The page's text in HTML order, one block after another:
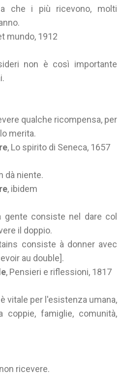
che i più ricevono, molti
mundo, 1912
non è così importante
qualche ricompensa, per
merita.
, Lo spirito di Seneca, 1657
dà niente.
, ibidem
gente consiste nel dare col
il doppio.
consiste à donner avec
au double].
, Pensieri e riflessioni, 1817
vitale per l'esistenza umana,
famiglie, comunità,
ricevere.